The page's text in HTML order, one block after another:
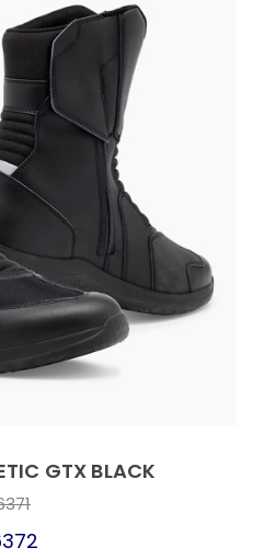
GTX BLACK